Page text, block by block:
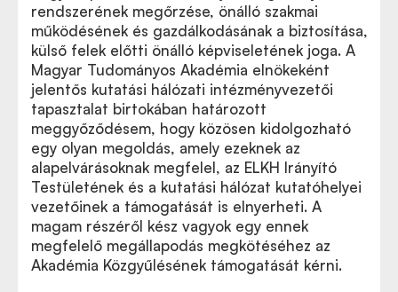
rendszerének megőrzése, önálló szakmai
működésének és gazdálkodásának a biztosítása,
külső felek előtti önálló képviseletének joga. A
Magyar Tudományos Akadémia elnökeként
jelentős kutatási hálózati intézményvezetői
tapasztalat birtokában határozott
meggyőződésem, hogy közösen kidolgozható
egy olyan megoldás, amely ezeknek az
alapelvárásoknak megfelel, az ELKH Irányító
Testületének és a kutatási hálózat kutatóhelyei
vezetőinek a támogatását is elnyerheti. A
magam részéről kész vagyok egy ennek
megfelelő megállapodás megkötéséhez az
Akadémia Közgyűlésének támogatását kérni.